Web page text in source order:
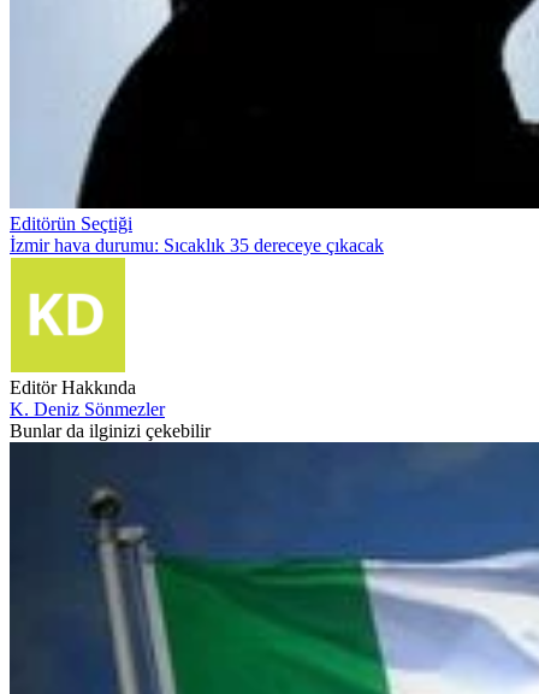
Editörün Seçtiği
İzmir hava durumu: Sıcaklık 35 dereceye çıkacak
Editör Hakkında
K. Deniz Sönmezler
Bunlar da ilginizi çekebilir